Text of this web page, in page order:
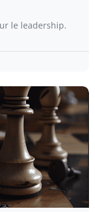
le leadership.